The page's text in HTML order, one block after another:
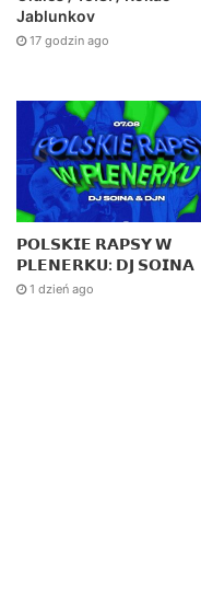
Jablunkov
17 godzin ago
𝗣𝗢𝗟𝗦𝗞𝗜𝗘 𝗥𝗔𝗣𝗦𝗬 𝗪
𝗣𝗟𝗘𝗡𝗘𝗥𝗞𝗨: 𝗗𝗝 𝗦𝗢𝗜𝗡𝗔
1 dzień ago